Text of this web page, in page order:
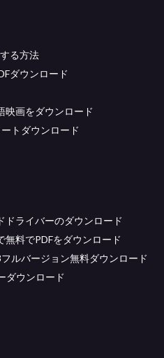
る方法
ダウンロード
映画をダウンロード
トダウンロード
ドライバーのダウンロード
無料でPDFをダウンロード
ルバージョン無料ダウンロード
ダウンロード